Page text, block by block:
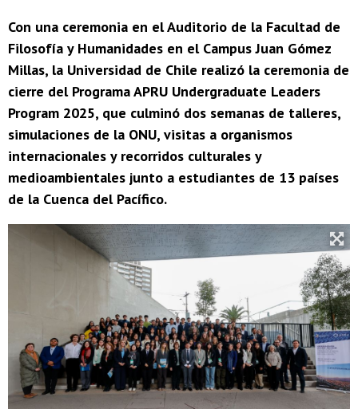
Con una ceremonia en el Auditorio de la Facultad de
Filosofía y Humanidades en el Campus Juan Gómez
Millas, la Universidad de Chile realizó la ceremonia de
cierre del Programa APRU Undergraduate Leaders
Program 2025, que culminó dos semanas de talleres,
simulaciones de la ONU, visitas a organismos
internacionales y recorridos culturales y
medioambientales junto a estudiantes de 13 países
de la Cuenca del Pacífico.